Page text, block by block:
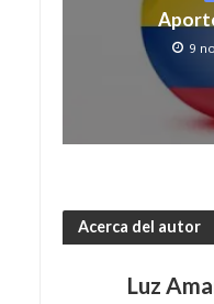
9
Acerca del autor
Luz